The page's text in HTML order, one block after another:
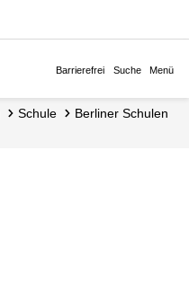
Barrierefrei Suche Menü
Schule
Berliner Schulen